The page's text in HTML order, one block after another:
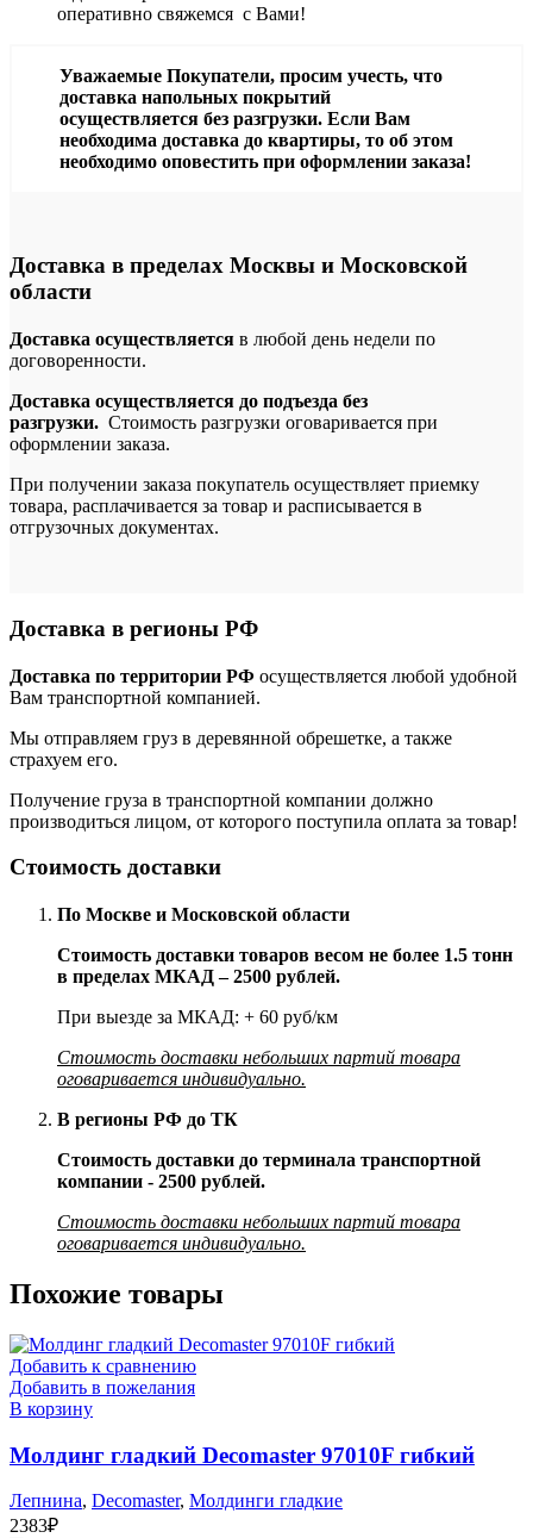
оперативно свяжемся с Вами!
Уважаемые Покупатели, просим учесть, что
доставка напольных покрытий
осуществляется без разгрузки. Если Вам
необходима доставка до квартиры, то об этом
необходимо оповестить при оформлении заказа!
Доставка в пределах Москвы и Московской
области
Доставка осуществляется в любой день недели по
договоренности.
Доставка осуществляется до подъезда без
разгрузки. Стоимость разгрузки оговаривается при
оформлении заказа.
При получении заказа покупатель осуществляет приемку
товара, расплачивается за товар и расписывается в
отгрузочных документах.
Доставка в регионы РФ
Доставка по территории РФ осуществляется любой удобной
Вам транспортной компанией.
Мы отправляем груз в деревянной обрешетке, а также
страхуем его.
Получение груза в транспортной компании должно
производиться лицом, от которого поступила оплата за товар!
Стоимость доставки
По Москве и Московской области
Стоимость доставки товаров весом не более 1.5 тонн
в пределах МКАД – 2500 рублей.
При выезде за МКАД: + 60 руб/км
Стоимость доставки небольших партий товара
оговаривается индивидуально.
В регионы РФ до ТК
Стоимость доставки до терминала транспортной
компании - 2500 рублей.
Стоимость доставки небольших партий товара
оговаривается индивидуально.
Похожие товары
Добавить к сравнению
Добавить в пожелания
В корзину
Молдинг гладкий Decomaster 97010F гибкий
Лепнина, Decomaster, Молдинги гладкие
2383₽